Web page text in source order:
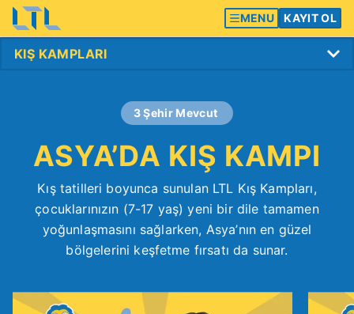
MENU KAYIT OL
3 Şehir Mevcut
ASYA’DA KIŞ KAMPI
Kış tatilleri boyunca sunulan LTL Kış Kampları,
çocuklarınızın (7-17 yaş) yeni bir dile tamamen
yoğunlaşmasını sağlarken, Asya’nın en güzel
bölgelerini keşfetme fırsatı da sunar.